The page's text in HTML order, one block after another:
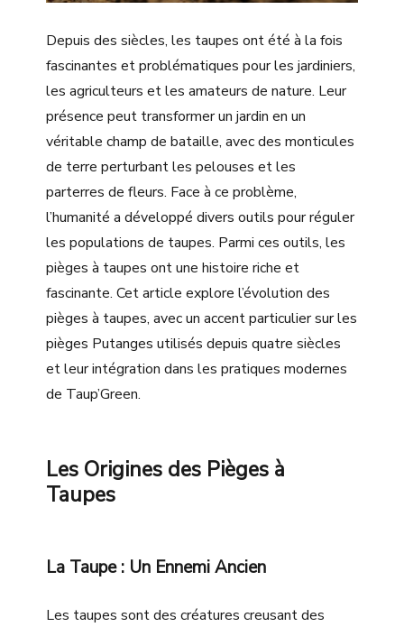
Depuis des siècles, les taupes ont été à la fois
fascinantes et problématiques pour les jardiniers,
les agriculteurs et les amateurs de nature. Leur
présence peut transformer un jardin en un
véritable champ de bataille, avec des monticules
de terre perturbant les pelouses et les
parterres de fleurs. Face à ce problème,
l’humanité a développé divers outils pour réguler
les populations de taupes. Parmi ces outils, les
pièges à taupes ont une histoire riche et
fascinante. Cet article explore l’évolution des
pièges à taupes, avec un accent particulier sur les
pièges Putanges utilisés depuis quatre siècles
et leur intégration dans les pratiques modernes
de Taup’Green.
Les Origines des Pièges à
Taupes
La Taupe : Un Ennemi Ancien
Les taupes sont des créatures creusant des